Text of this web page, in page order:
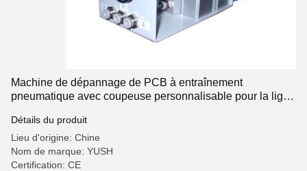
Machine de dépannage de PCB à entraînement
pneumatique avec coupeuse personnalisable pour la ligne
Détails du produit
Lieu d'origine: Chine
Nom de marque: YUSH
Certification: CE